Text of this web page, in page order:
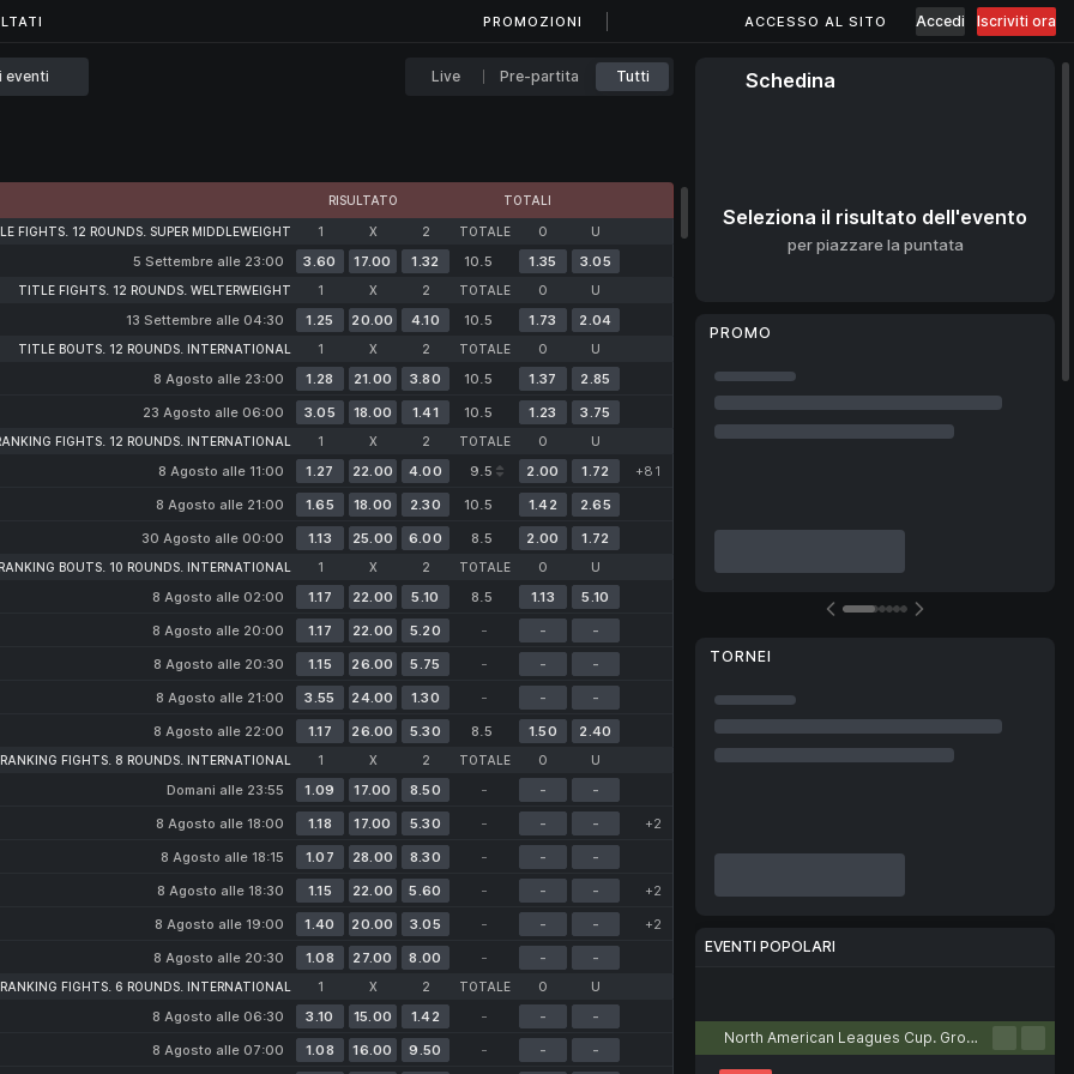
PROMOZIONI ACCESSO AL SITO Accedi Iscriviti ora
eventi Live Pre-partita Tutti
RISULTATO TOTALI
FIGHTS. 12 ROUNDS. SUPER MIDDLEWEIGHT 1 X 2 TOTALE O U
5 Settembre alle 23:00 3.60 17.00 1.32 10.5 1.35 3.05
TITLE FIGHTS. 12 ROUNDS. WELTERWEIGHT 1 X 2 TOTALE O U
13 Settembre alle 04:30 1.25 20.00 4.10 10.5 1.73 2.04
TITLE BOUTS. 12 ROUNDS. INTERNATIONAL 1 X 2 TOTALE O U
8 Agosto alle 23:00 1.28 21.00 3.80 10.5 1.37
2.85
23 Agosto alle 06:00 3.05 18.00 1.41 10.5 1.23 3.75
FIGHTS. 12 ROUNDS. INTERNATIONAL 1 X 2 TOTALE O U
8 Agosto alle 11:00 1.27 22.00 4.00 9.5 2.00 1.72
+81
8 Agosto alle 21:00 1.65 18.00 2.30 10.5 1.42
2.65
30 Agosto alle 00:00 1.13 25.00 6.00 8.5 2.00 1.72
RANKING BOUTS. 10 ROUNDS. INTERNATIONAL 1 X 2 TOTALE O U
8 Agosto alle 02:00 1.17 22.00 5.10 8.5 1.13
5.10
8 Agosto alle 20:00 1.17 22.00 5.20 - -
-
8 Agosto alle 20:30 1.15 26.00 5.75 - -
-
8 Agosto alle 21:00 3.55 24.00 1.30 - -
-
8 Agosto alle 22:00 1.17 26.00 5.30 8.5 1.50 2.40
RANKING FIGHTS. 8 ROUNDS. INTERNATIONAL 1 X 2 TOTALE O U
Domani alle 23:55 1.09 17.00 8.50 - -
-
8 Agosto alle 18:00 1.18 17.00 5.30 - - -
+2
8 Agosto alle 18:15 1.07 28.00 8.30 - -
-
8 Agosto alle 18:30 1.15 22.00 5.60 - - -
+2
8 Agosto alle 19:00 1.40 20.00 3.05 - - -
+2
8 Agosto alle 20:30 1.08 27.00 8.00 - - -
RANKING FIGHTS. 6 ROUNDS. INTERNATIONAL 1 X 2 TOTALE O U
8 Agosto alle 06:30 3.10 15.00 1.42 - -
-
8 Agosto alle 07:00 1.08 16.00 9.50 - -
-
Schedina
Seleziona il risultato dell'evento
per piazzare la puntata
PROMO
TORNEI
EVENTI POPOLARI
North American Leagues Cup. Group stage